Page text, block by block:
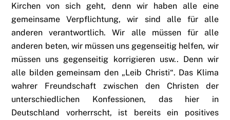
Kirchen von sich geht, denn wir haben alle eine
gemeinsame Verpflichtung, wir sind alle für alle
anderen verantwortlich. Wir alle müssen für alle
anderen beten, wir müssen uns gegenseitig helfen, wir
müssen uns gegenseitig korrigieren usw.. Denn wir
alle bilden gemeinsam den „Leib Christi“. Das Klima
wahrer Freundschaft zwischen den Christen der
unterschiedlichen Konfessionen, das hier in
Deutschland vorherrscht, ist bereits ein positives